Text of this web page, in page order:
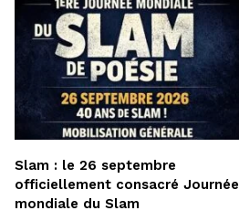
Slam : le 26 septembre
officiellement consacré Journée
mondiale du Slam